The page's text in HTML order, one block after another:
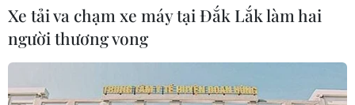
Xe tải va chạm xe máy tại Đắk Lắk làm hai
người thương vong